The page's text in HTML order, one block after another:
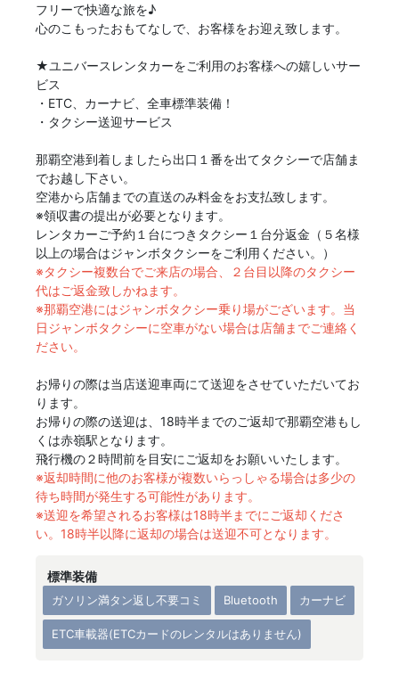
フリーで快適な旅を♪
心のこもったおもてなしで、お客様をお迎え致します。
★ユニバースレンタカーをご利用のお客様への嬉しいサー
ビス
・ETC、カーナビ、全車標準装備！
・タクシー送迎サービス
那覇空港到着しましたら出口１番を出てタクシーで店舗ま
でお越し下さい。
空港から店舗までの直送のみ料金をお支払致します。
※領収書の提出が必要となります。
レンタカーご予約１台につきタクシー１台分返金（５名様
以上の場合はジャンボタクシーをご利用ください。）
※タクシー複数台でご来店の場合、２台目以降のタクシー
代はご返金致しかねます。
※那覇空港にはジャンボタクシー乗り場がございます。当
日ジャンボタクシーに空車がない場合は店舗までご連絡く
ださい。
お帰りの際は当店送迎車両にて送迎をさせていただいてお
ります。
お帰りの際の送迎は、18時半までのご返却で那覇空港もし
くは赤嶺駅となります。
飛行機の２時間前を目安にご返却をお願いいたします。
※返却時間に他のお客様が複数いらっしゃる場合は多少の
待ち時間が発生する可能性があります。
※送迎を希望されるお客様は18時半までにご返却くださ
い。18時半以降に返却の場合は送迎不可となります。
標準装備
ガソリン満タン返し不要コミ Bluetooth カーナビ
ETC車載器(ETCカードのレンタルはありません)